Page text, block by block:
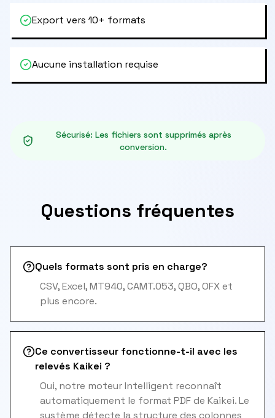
Export vers 10+ formats
Aucune installation requise
Sécurisé: Les fichiers sont supprimés après
conversion.
Questions fréquentes
Quels formats sont pris en charge?
CSV, Excel, MT940, CAMT.053, QBO, OFX et
plus encore.
Ce convertisseur fonctionne-t-il avec les
relevés Kaikei ?
Oui, notre moteur Intelligent reconnaît
automatiquement le format PDF de Kaikei. Le
système détecte la structure des colonnes